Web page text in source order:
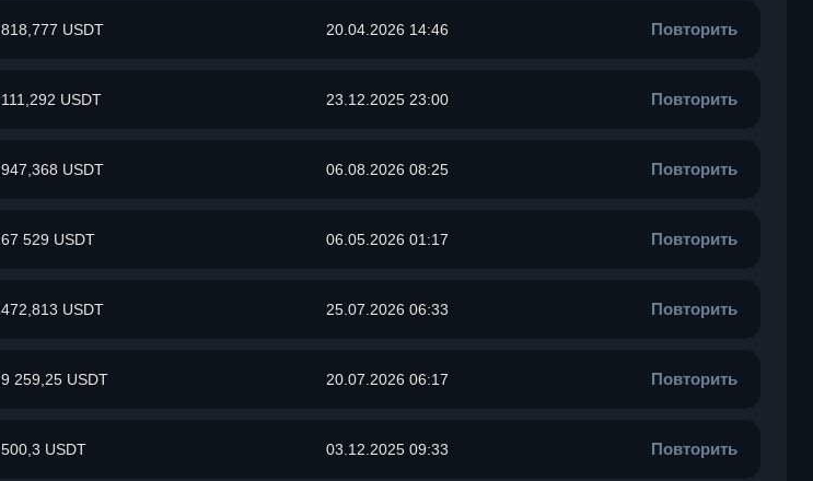
818,777 USDT 20.04.2026 14:46 Повторить
111,292 USDT 23.12.2025 23:00 Повторить
947,368 USDT 06.08.2026 08:25 Повторить
67 529 USDT 06.05.2026 01:17 Повторить
472,813 USDT 25.07.2026 06:33 Повторить
9 259,25 USDT 20.07.2026 06:17 Повторить
500,3 USDT 03.12.2025 09:33 Повторить